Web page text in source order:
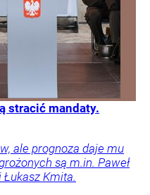
stracić mandaty.
ale prognoza daje mu
są m.in. Paweł
Łukasz Kmita.